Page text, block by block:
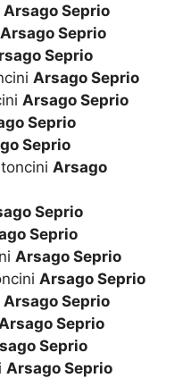
Arsago Seprio
Arsago Seprio
Seprio
Arsago Seprio
Arsago Seprio
Seprio
Seprio
Arsago
Seprio
Seprio
Arsago Seprio
Arsago Seprio
Arsago Seprio
Arsago Seprio
Seprio
Arsago Seprio